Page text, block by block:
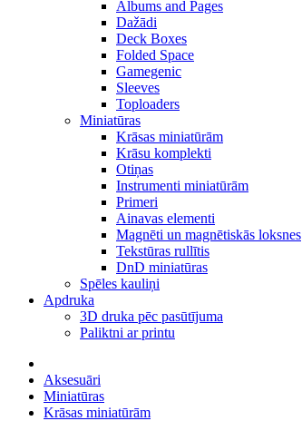
Albums and Pages
Dažādi
Deck Boxes
Folded Space
Gamegenic
Sleeves
Toploaders
Miniatūras
Krāsas miniatūrām
Krāsu komplekti
Otiņas
Instrumenti miniatūrām
Primeri
Ainavas elementi
Magnēti un magnētiskās loksnes
Tekstūras rullītis
DnD miniatūras
Spēles kauliņi
Apdruka
3D druka pēc pasūtījuma
Paliktni ar printu
Aksesuāri
Miniatūras
Krāsas miniatūrām